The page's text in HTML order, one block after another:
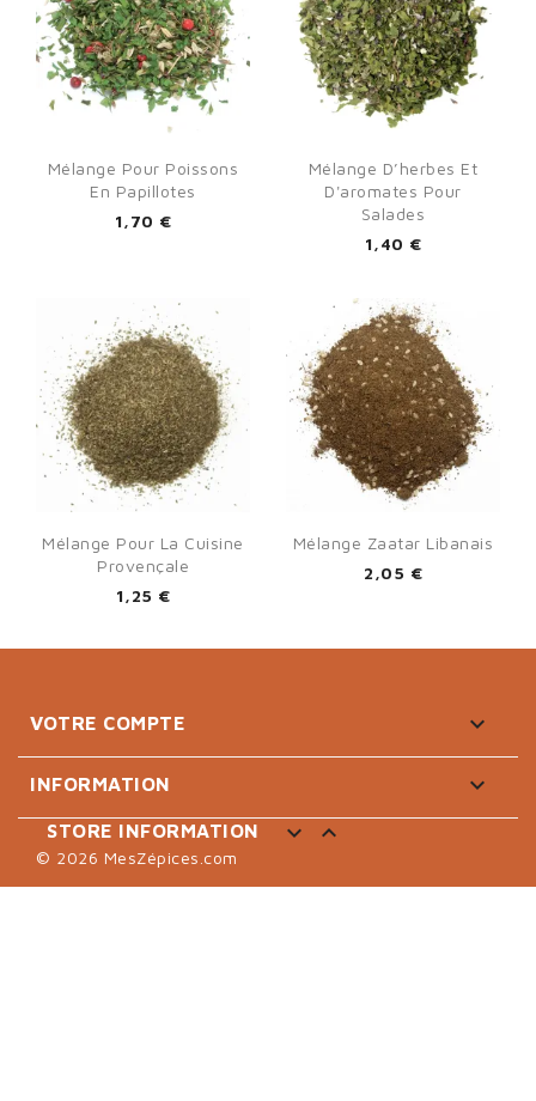
Mélange Pour Poissons
En Papillotes
1,70 €
Mélange D’herbes Et
D'aromates Pour
Salades
1,40 €
Mélange Pour La Cuisine
Provençale
1,25 €
Mélange Zaatar Libanais
2,05 €
VOTRE COMPTE 
INFORMATION 
STORE INFORMATION  
© 2026 MesZépices.com